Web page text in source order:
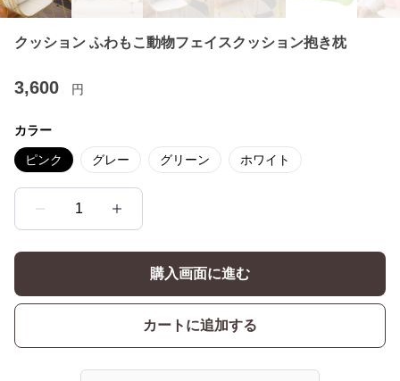
クッション ふわもこ動物フェイスクッション抱き枕
3,600 円
カラー
ピンク グレー グリーン ホワイト
1
購入画面に進む
カートに追加する